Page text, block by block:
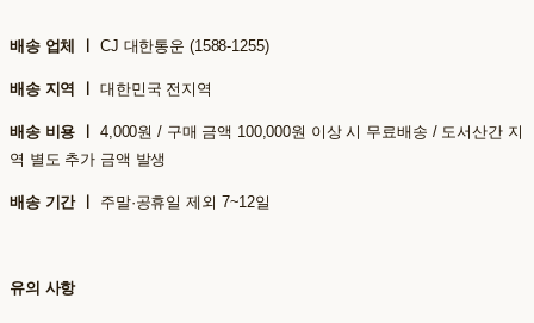
배송 업체 ㅣ CJ 대한통운 (1588-1255)
배송 지역 ㅣ 대한민국 전지역
배송 비용 ㅣ 4,000원 / 구매 금액 100,000원 이상 시 무료배송 / 도서산간 지
역 별도 추가 금액 발생
배송 기간 ㅣ 주말·공휴일 제외 7~12일
유의 사항